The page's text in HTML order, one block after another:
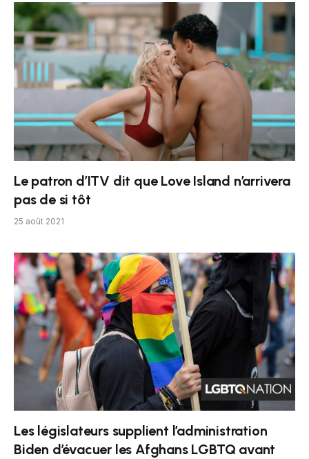
Le patron d’ITV dit que Love Island n’arrivera
pas de si tôt
25 août 2021
Les législateurs supplient l’administration
Biden d’évacuer les Afghans LGBTQ avant